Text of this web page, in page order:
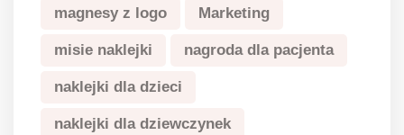
magnesy z logo Marketing
misie naklejki nagroda dla pacjenta
naklejki dla dzieci
naklejki dla dziewczynek